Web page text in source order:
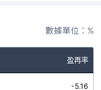
數據單位：%
盈再率
-5.16